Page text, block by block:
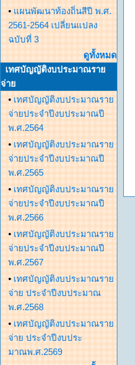
• แผนพัฒนาท้องถิ่นสีปี พ.ศ.
2561-2564 เปลี่ยนแปลง
ฉบับที่ 3
ดูทั้งหมด
เทศบัญญัติงบประมาณราย
จ่าย
• เทศบัญญัติงบประมาณราย
จ่ายประจำปีงบประมาณปี
พ.ศ.2564
• เทศบัญญัติงบประมาณราย
จ่ายประจำปีงบประมาณปี
พ.ศ.2565
• เทศบัญญัติงบประมาณราย
จ่ายประจำปีงบประมาณปี
พ.ศ.2566
• เทศบัญญัติงบประมาณราย
จ่ายประจำปีงบประมาณปี
พ.ศ.2567
• เทศบัญญัติงบประมาณราย
จ่าย ประจำปีงบประมาณ
พ.ศ.2568
• เทศบัญญัติงบประมาณราย
จ่าย ประจำปีงบประ
มาณพ.ศ.2569